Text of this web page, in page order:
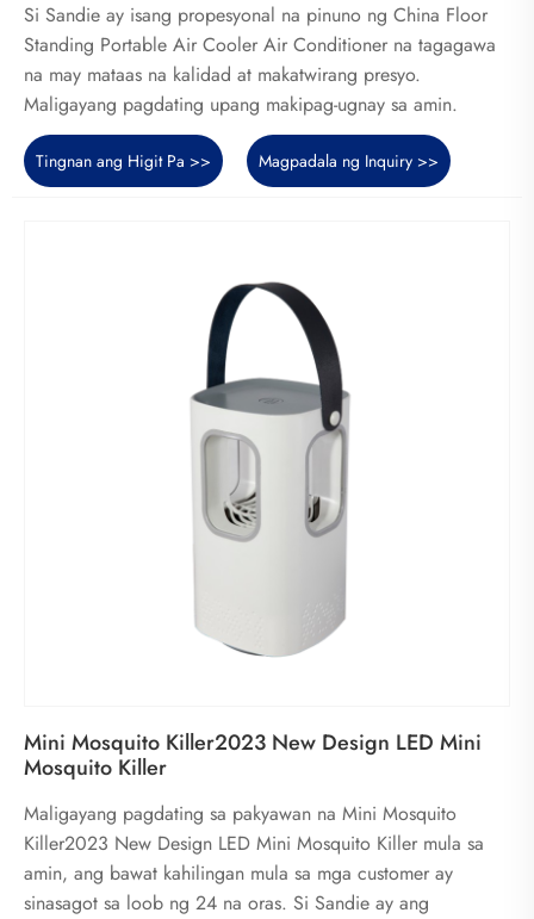
Si Sandie ay isang propesyonal na pinuno ng China Floor
Standing Portable Air Cooler Air Conditioner na tagagawa
na may mataas na kalidad at makatwirang presyo.
Maligayang pagdating upang makipag-ugnay sa amin.
Tingnan ang Higit Pa >> Magpadala ng Inquiry >>
Mini Mosquito Killer2023 New Design LED Mini
Mosquito Killer
Maligayang pagdating sa pakyawan na Mini Mosquito
Killer2023 New Design LED Mini Mosquito Killer mula sa
amin, ang bawat kahilingan mula sa mga customer ay
sinasagot sa loob ng 24 na oras. Si Sandie ay ang